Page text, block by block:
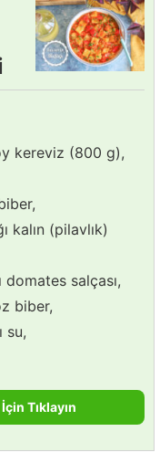
kereviz (800 g),
kalın (pilavlık)
domates salçası,
biber,
su,
İçin Tıklayın